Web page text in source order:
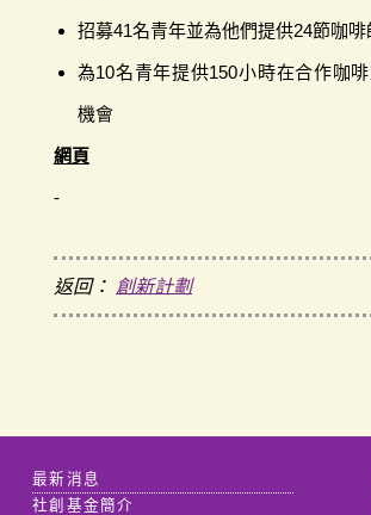
招募41名青年並為他們提供24節咖啡
為10名青年提供150小時在合作咖
機會
網頁
-
返回： 創新計劃
最新消息
社創基金簡介